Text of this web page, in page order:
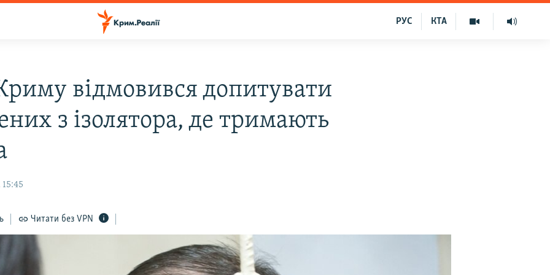
КТА
РУС
відмовився допитувати
з ізолятора, де тримають
Читати без VPN